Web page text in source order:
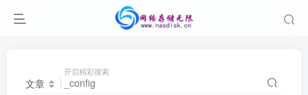
文章
开启精彩搜索